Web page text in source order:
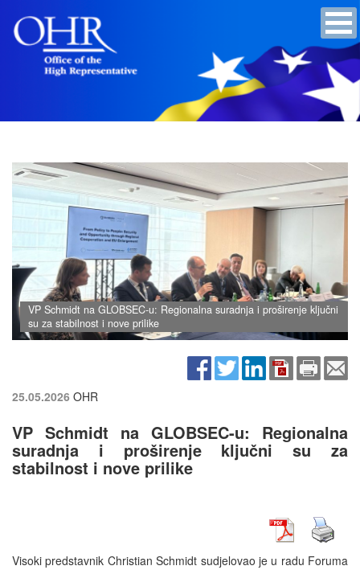
VP Schmidt na GLOBSEC-u: Regionalna suradnja i proširenje ključni
su za stabilnost i nove prilike
25.05.2026 OHR
VP Schmidt na GLOBSEC-u: Regionalna
suradnja i proširenje ključni su za
stabilnost i nove prilike
Visoki predstavnik Christian Schmidt sudjelovao je u radu Foruma